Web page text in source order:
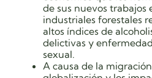
de sus nuevos trabajos
industriales forestales
altos índices de
delictivas y
sexual.
A causa de la